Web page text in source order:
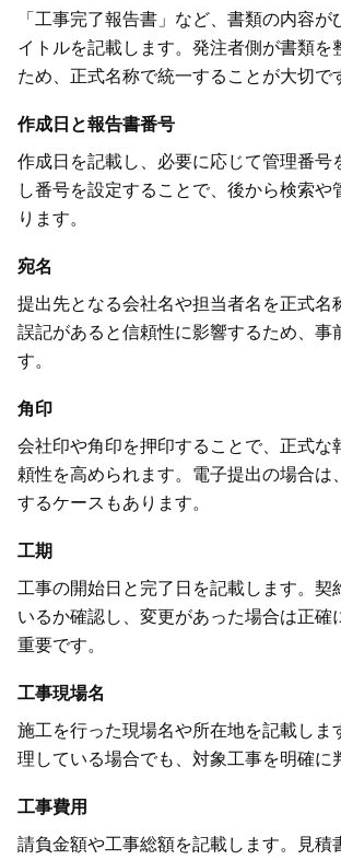
「工事完了報告書」など、書類の内容が
イトルを記載します。発注者側が書類を
ため、正式名称で統一することが大切で
作成日と報告書番号
作成日を記載し、必要に応じて管理番号
し番号を設定することで、後から検索や
ります。
宛名
提出先となる会社名や担当者名を正式名
誤記があると信頼性に影響するため、事
す。
角印
会社印や角印を押印することで、正式な
頼性を高められます。電子提出の場合は
するケースもあります。
工期
工事の開始日と完了日を記載します。契
いるか確認し、変更があった場合は正確
重要です。
工事現場名
施工を行った現場名や所在地を記載しま
理している場合でも、対象工事を明確に
工事費用
請負金額や工事総額を記載します。見積